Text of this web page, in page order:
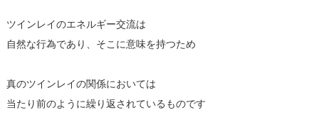
ツインレイのエネルギー交流は
自然な行為であり、そこに意味を持つため
真のツインレイの関係においては
当たり前のように繰り返されているものです